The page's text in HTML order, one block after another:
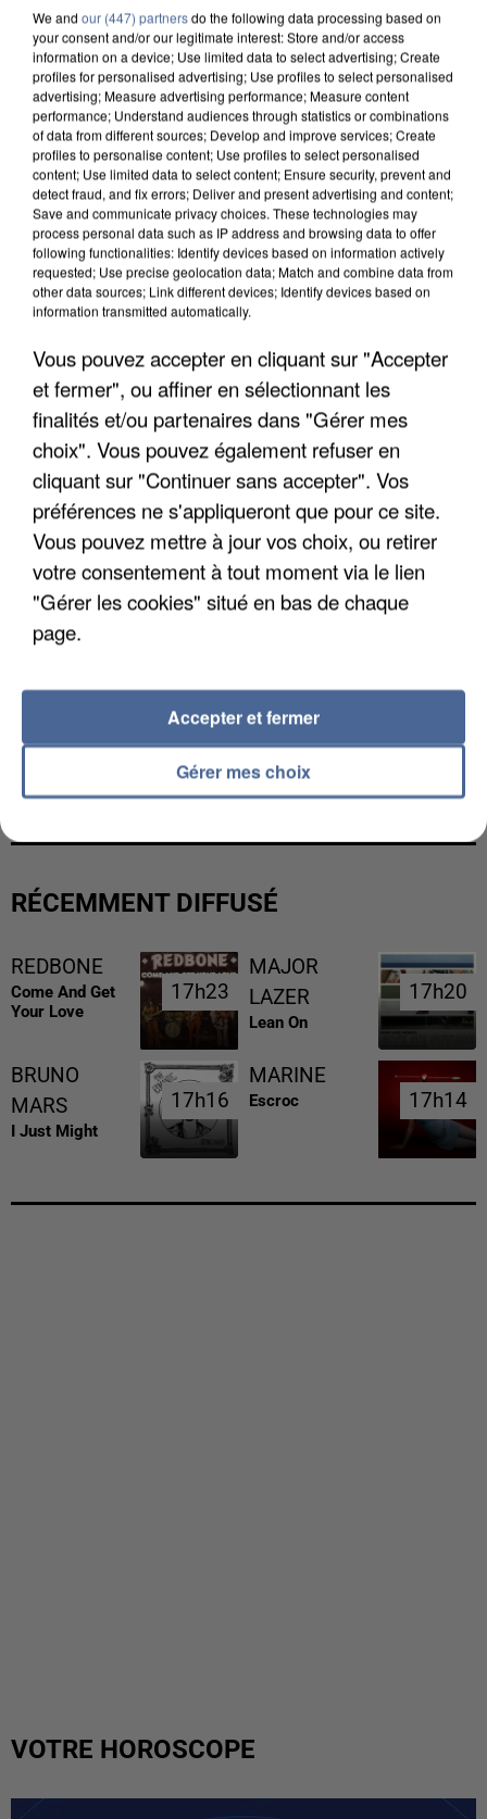
COULÉE DE BOUE EN HAUTE-SAVOIE
LES DONNÉES DE 300 000 CLIENTS DÉROBÉES À
INTERMARCHÉ APRÈS UNE...
RÉCEMMENT DIFFUSÉ
REDBONE
Come And Get
Your Love
17h23
17h23
MAJOR
LAZER
Lean On
17h20
17h20
BRUNO
MARS
I Just Might
17h16
17h16
MARINE
Escroc 17h14
17h14
VOTRE HOROSCOPE
We and our (447) partnersdo the following data processing based on
your consent and/or our legitimate interest: Store and/or access
information on a device; Use limited data to select advertising; Create
profiles for personalised advertising; Use profiles to select personalised
advertising; Measure advertising performance; Measure content
performance; Understand audiences through statistics or combinations
of data from different sources; Develop and improve services; Create
profiles to personalise content; Use profiles to select personalised
content; Use limited data to select content; Ensure security, prevent and
detect fraud, and fix errors; Deliver and present advertising and content;
Save and communicate privacy choices. These technologies may
process personal data such as IP address and browsing data to offer
following functionalities: Identify devices based on information actively
requested; Use precise geolocation data; Match and combine data from
other data sources; Link different devices; Identify devices based on
information transmitted automatically.
Vous pouvez accepter en cliquant sur "Accepter
et fermer", ou affiner en sélectionnant les
finalités et/ou partenaires dans "Gérer mes
choix". Vous pouvez également refuser en
cliquant sur "Continuer sans accepter". Vos
préférences ne s'appliqueront que pour ce site.
Vous pouvez mettre à jour vos choix, ou retirer
votre consentement à tout moment via le lien
"Gérer les cookies" situé en bas de chaque
page.
Gérer mes choix
Accepter et fermer